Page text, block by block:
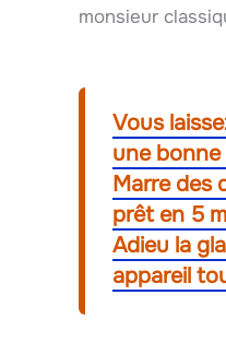
monsieur
Vous
une bonne
Marre des
prêt en 5
Adieu la
appareil